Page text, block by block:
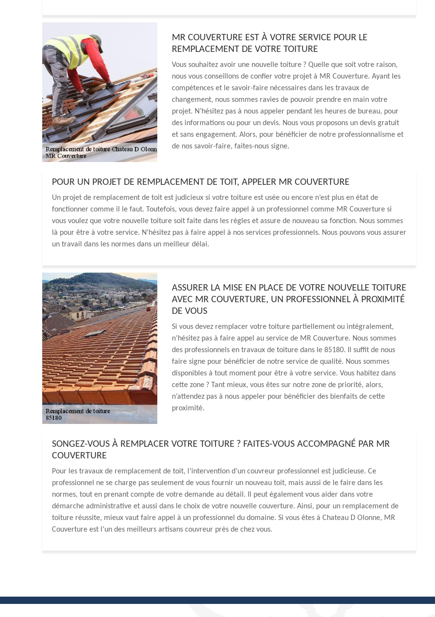
MR COUVERTURE EST À VOTRE SERVICE POUR LE
REMPLACEMENT DE VOTRE TOITURE
Vous souhaitez avoir une nouvelle toiture ? Quelle que soit votre raison,
nous vous conseillons de confier votre projet à MR Couverture. Ayant les
compétences et le savoir-faire nécessaires dans les travaux de
changement, nous sommes ravies de pouvoir prendre en main votre
projet. N’hésitez pas à nous appeler pendant les heures de bureau, pour
des informations ou pour un devis. Nous vous proposons un devis gratuit
et sans engagement. Alors, pour bénéficier de notre professionnalisme et
de nos savoir-faire, faites-nous signe.
POUR UN PROJET DE REMPLACEMENT DE TOIT, APPELER MR COUVERTURE
Un projet de remplacement de toit est judicieux si votre toiture est usée ou encore n’est plus en état de
fonctionner comme il le faut. Toutefois, vous devez faire appel à un professionnel comme MR Couverture si
vous voulez que votre nouvelle toiture soit faite dans les règles et assure de nouveau sa fonction. Nous sommes
là pour être à votre service. N’hésitez pas à faire appel à nos services professionnels. Nous pouvons vous assurer
un travail dans les normes dans un meilleur délai.
ASSURER LA MISE EN PLACE DE VOTRE NOUVELLE TOITURE
AVEC MR COUVERTURE, UN PROFESSIONNEL À PROXIMITÉ
DE VOUS
Si vous devez remplacer votre toiture partiellement ou intégralement,
n’hésitez pas à faire appel au service de MR Couverture. Nous sommes
des professionnels en travaux de toiture dans le 85180. Il suffit de nous
faire signe pour bénéficier de notre service de qualité. Nous sommes
disponibles à tout moment pour être à votre service. Vous habitez dans
cette zone ? Tant mieux, vous êtes sur notre zone de priorité, alors,
n’attendez pas à nous appeler pour bénéficier des bienfaits de cette
proximité.
SONGEZ-VOUS À REMPLACER VOTRE TOITURE ? FAITES-VOUS ACCOMPAGNÉ PAR MR
COUVERTURE
Pour les travaux de remplacement de toit, l’intervention d’un couvreur professionnel est judicieuse. Ce
professionnel ne se charge pas seulement de vous fournir un nouveau toit, mais aussi de le faire dans les
normes, tout en prenant compte de votre demande au détail. Il peut également vous aider dans votre
démarche administrative et aussi dans le choix de votre nouvelle couverture. Ainsi, pour un remplacement de
toiture réussite, mieux vaut faire appel à un professionnel du domaine. Si vous êtes à Chateau D Olonne, MR
Couverture est l’un des meilleurs artisans couvreur près de chez vous.